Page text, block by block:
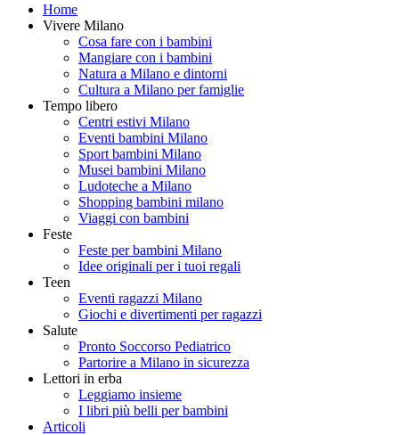
Home
Vivere Milano
Cosa fare con i bambini
Mangiare con i bambini
Natura a Milano e dintorni
Cultura a Milano per famiglie
Tempo libero
Centri estivi Milano
Eventi bambini Milano
Sport bambini Milano
Musei bambini Milano
Ludoteche a Milano
Shopping bambini milano
Viaggi con bambini
Feste
Feste per bambini Milano
Idee originali per i tuoi regali
Teen
Eventi ragazzi Milano
Giochi e divertimenti per ragazzi
Salute
Pronto Soccorso Pediatrico
Partorire a Milano in sicurezza
Lettori in erba
Leggiamo insieme
I libri più belli per bambini
Articoli